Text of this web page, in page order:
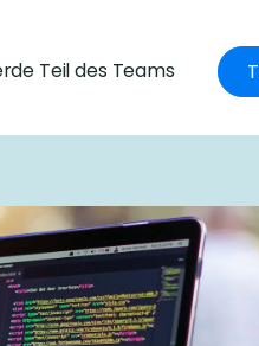
Teil des Teams